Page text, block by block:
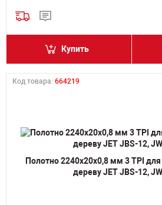
Купить
Код товара: 664219
Полотно 2240х20х0,8 мм 3 TPI
дереву JET JBS-12,